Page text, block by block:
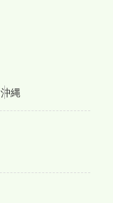
沖縄